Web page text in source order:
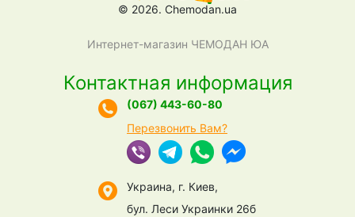
© 2026. Chemodan.ua
Интернет-магазин ЧЕМОДАН ЮА
Контактная информация
(067) 443-60-80
Перезвонить Вам?
Украина, г. Киев,
бул. Леси Украинки 26б